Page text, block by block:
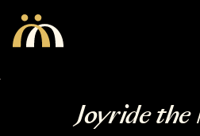
Joyride the